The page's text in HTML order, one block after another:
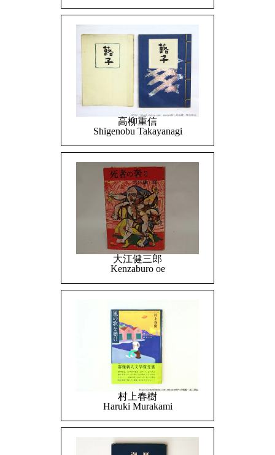
高柳重信
Shigenobu Takayanagi
大江健三郎
Kenzaburo oe
村上春樹
Haruki Murakami